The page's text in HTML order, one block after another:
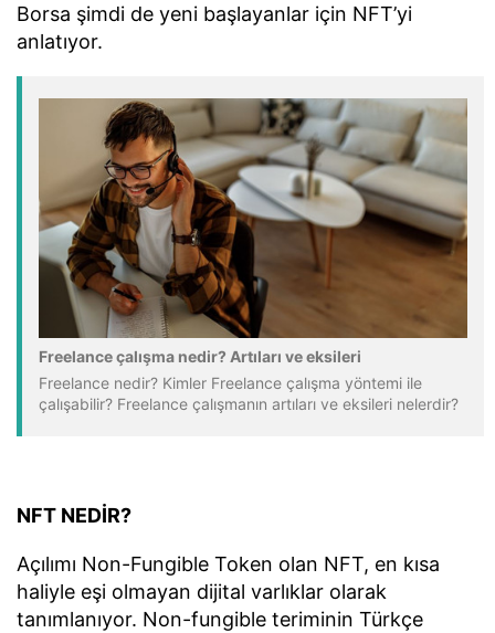
Borsa şimdi de yeni başlayanlar için NFT’yi
anlatıyor.
Freelance çalışma nedir? Artıları ve eksileri
Freelance nedir? Kimler Freelance çalışma yöntemi ile
çalışabilir? Freelance çalışmanın artıları ve eksileri nelerdir?
NFT NEDİR?
Açılımı Non-Fungible Token olan NFT, en kısa
haliyle eşi olmayan dijital varlıklar olarak
tanımlanıyor. Non-fungible teriminin Türkçe